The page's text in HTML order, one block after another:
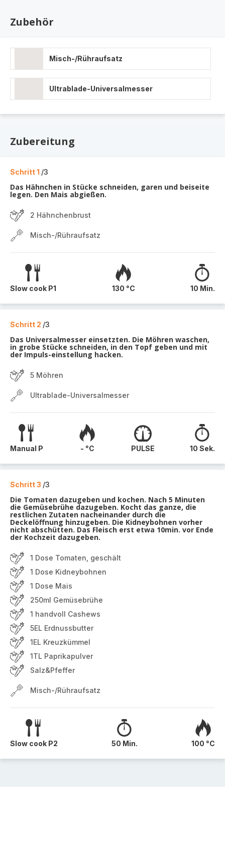
Zubehör
Misch-/Rühraufsatz
Ultrablade-Universalmesser
Zubereitung
Schritt 1 /3
Das Hähnchen in Stücke schneiden, garen und beiseite
legen. Den Mais abgießen.
2 Hähnchenbrust
Misch-/Rühraufsatz
Slow cook P1 130 °C 10 Min.
Schritt 2 /3
Das Universalmesser einsetzten. Die Möhren waschen,
in grobe Stücke schneiden, in den Topf geben und mit
der Impuls-einstellung hacken.
5 Möhren
Ultrablade-Universalmesser
Manual P - °C PULSE 10 Sek.
Schritt 3 /3
Die Tomaten dazugeben und kochen. Nach 5 Minuten
die Gemüsebrühe dazugeben. Kocht das ganze, die
restlichen Zutaten nacheinander durch die
Deckelöffnung hinzugeben. Die Kidneybohnen vorher
nicht abschütten. Das Fleisch erst etwa 10min. vor Ende
der Kochzeit dazugeben.
1 Dose Tomaten, geschält
1 Dose Kidneybohnen
1 Dose Mais
250ml Gemüsebrühe
1 handvoll Cashews
5EL Erdnussbutter
1EL Kreuzkümmel
1TL Paprikapulver
Salz&Pfeffer
Misch-/Rühraufsatz
Slow cook P2 50 Min. 100 °C